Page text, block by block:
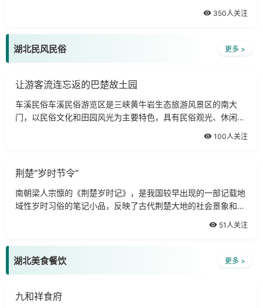
茫无际的林海，保存完好的原始生态系统，丰富多样的生物品
种，爽心宜人的气候条件，共同构成了神农架绚丽多彩的山水画
卷。
350人关注
湖北民风民俗 更多 >
让游客流连忘返的巴楚故土园
车溪民俗车溪民俗游览区是三峡黄牛岩生态旅游风景区的南大
门，以民俗文化和田园风光为主要特色，具有民俗观光、休闲避
100人关注
荆楚“岁时节令”
南朝梁人宗懔的《荆楚岁时记》，是我国较早出现的一部记载地
域性岁时习俗的笔记小品，反映了古代荆楚大地的社会景象和人
51人关注
湖北美食餐饮 更多 >
九和祥食府